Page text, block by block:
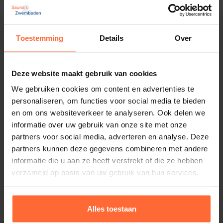
Toestemming Details Over
Deze website maakt gebruik van cookies
We gebruiken cookies om content en advertenties te
personaliseren, om functies voor social media te bieden
en om ons websiteverkeer te analyseren. Ook delen we
informatie over uw gebruik van onze site met onze
partners voor social media, adverteren en analyse. Deze
partners kunnen deze gegevens combineren met andere
informatie die u aan ze heeft verstrekt of die ze hebben
verzameld op basis van uw gebruik van hun services.
Alles toestaan
Deur greep donkerbruin, thermisch hout,
buitenzijde
Deur greep onbehandeld hout, buitenzijde
voor saunadeuren
31,45